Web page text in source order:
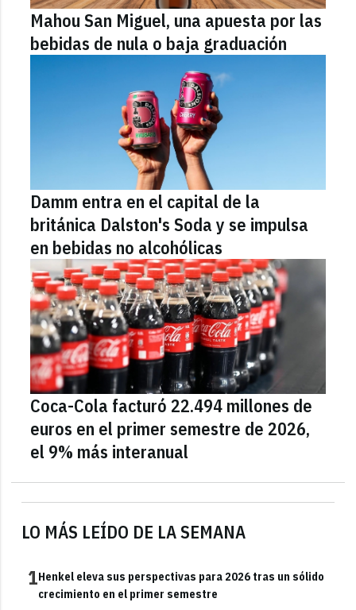
LO MÁS LEÍDO DE LA SEMANA
1Henkel eleva sus perspectivas para 2026 tras un sólido
crecimiento en el primer semestre
Mahou San Miguel, una apuesta por las
bebidas de nula o baja graduación
Damm entra en el capital de la
británica Dalston's Soda y se impulsa
en bebidas no alcohólicas
Coca-Cola facturó 22.494 millones de
euros en el primer semestre de 2026,
el 9% más interanual